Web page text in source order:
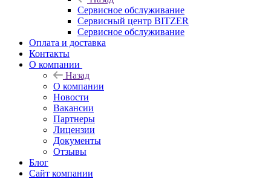
Сервисное обслуживание
Сервисный центр BITZER
Сервисное обслуживание
Оплата и доставка
Контакты
О компании
Назад
О компании
Новости
Вакансии
Партнеры
Лицензии
Документы
Отзывы
Блог
Сайт компании